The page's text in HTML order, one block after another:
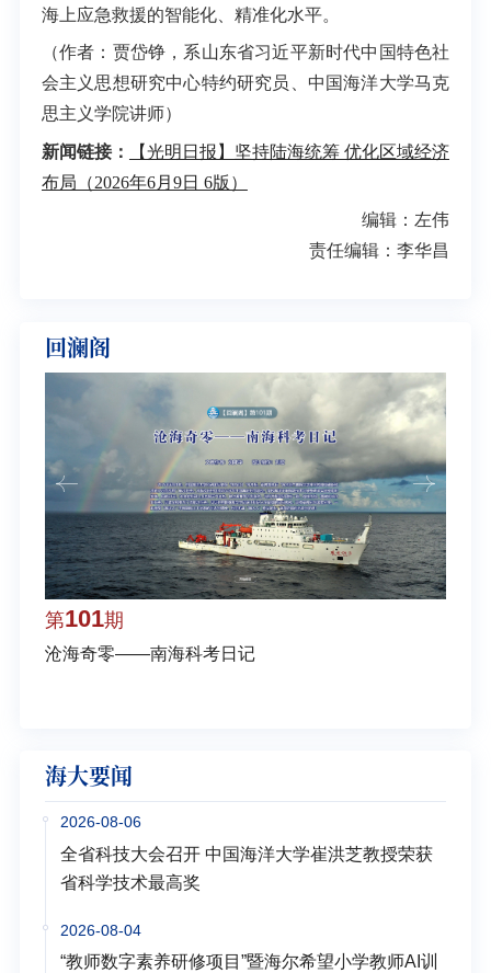
海上应急救援的智能化、精准化水平。
（作者：贾岱铮，系山东省习近平新时代中国特色社
会主义思想研究中心特约研究员、中国海洋大学马克
思主义学院讲师）
新闻链接：
【光明日报】坚持陆海统筹 优化区域经济
布局（2026年6月9日 6版）
编辑：左伟
责任编辑：李华昌
回澜阁
第101期
沧海奇零——南海科考日记
海大要闻
2026-08-06
全省科技大会召开 中国海洋大学崔洪芝教授荣获
省科学技术最高奖
2026-08-04
“教师数字素养研修项目”暨海尔希望小学教师AI训